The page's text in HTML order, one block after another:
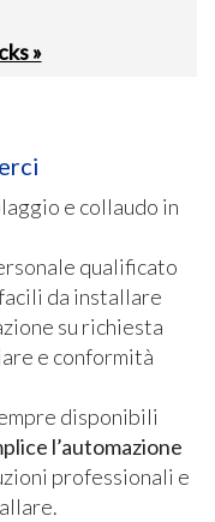
»
e collaudo in
qualificato
da installare
su richiesta
e conformità
disponibili
l’automazione
professionali e